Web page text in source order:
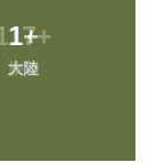
1+
大陸